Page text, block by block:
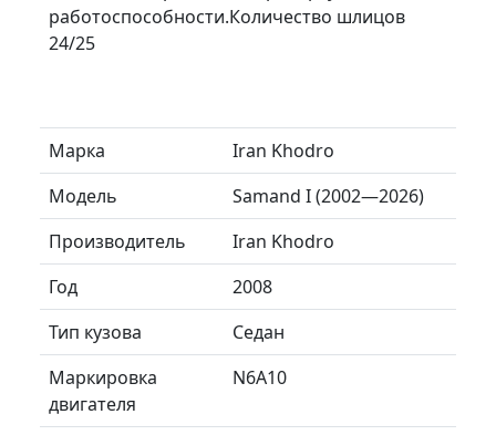
работоспособности.Количество шлицов
24/25
Марка
Iran Khodro
Модель
Samand I (2002—2026)
Производитель
Iran Khodro
Год
2008
Тип кузова
Седан
Маркировка
двигателя
N6A10